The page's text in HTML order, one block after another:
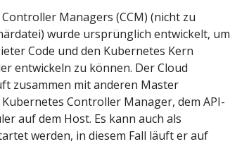
Managers (CCM) (nicht zu
wurde ursprünglich entwickelt, um
Code und den Kubernetes Kern
entwickeln zu können. Der Cloud
zusammen mit anderen Master
Controller Manager, dem API-
auf dem Host. Es kann auch als
werden, in diesem Fall läuft er auf